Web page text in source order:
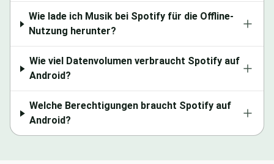
Wie lade ich Musik bei Spotify für die Offline-
Nutzung herunter?
Wie viel Datenvolumen verbraucht Spotify auf
Android?
Welche Berechtigungen braucht Spotify auf
Android?